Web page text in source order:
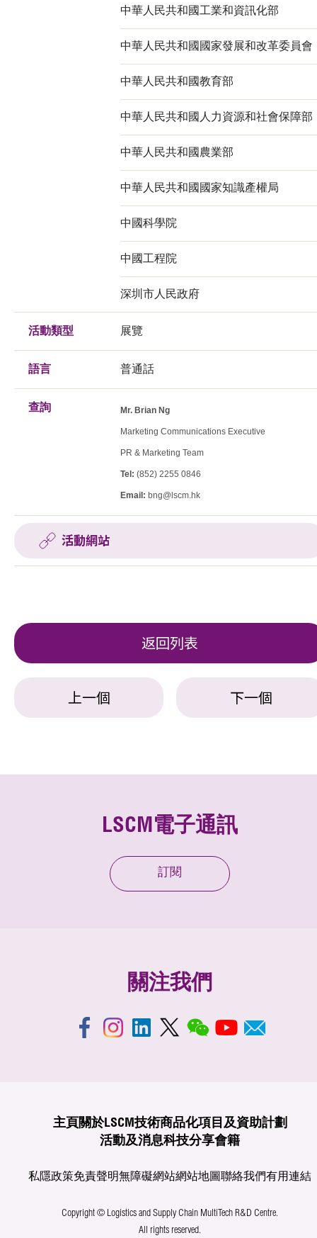
中華人民共和國工業和資訊化部
中華人民共和國國家發展和改革委員會
中華人民共和國教育部
中華人民共和國人力資源和社會保障
中華人民共和國農業部
中華人民共和國國家知識產權局
中國科學院
中國工程院
深圳市人民政府
活動類型 展覽
語言 普通話
查詢 Mr. Brian Ng
Marketing Communications Executive
PR & Marketing Team
Tel: (852) 2255 0846
Email: bng@lscm.hk
活動網站
返回列表
上一個 下一個
LSCM電子通訊
訂閱
關注我們
主頁 關於LSCM技術商品化項目及資助計劃
活動及消息科技分享會籍
私隱政策免責聲明無障礙網站網站地圖聯絡我們有用連結
Copyright © Logistics and Supply Chain MultiTech R&D Centre.
All rights reserved.